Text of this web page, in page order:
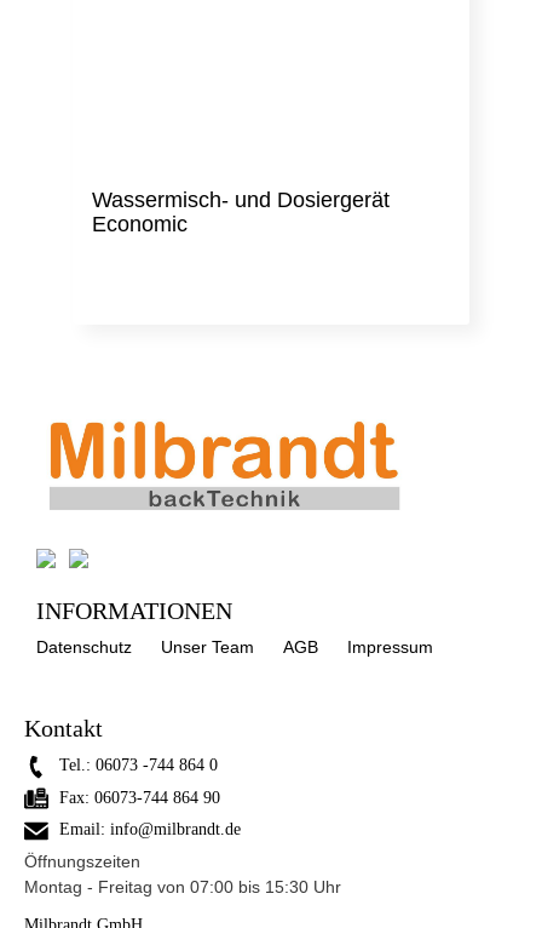
Wassermisch- und Dosiergerät
Economic
INFORMATIONEN
Datenschutz Unser Team AGB Impressum
Kontakt
Tel.: 06073 -744 864 0
Fax: 06073-744 864 90
Email: info@milbrandt.de
Öffnungszeiten
Montag - Freitag von 07:00 bis 15:30 Uhr